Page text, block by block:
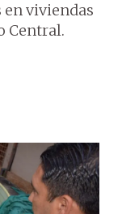
viviendas
Central.